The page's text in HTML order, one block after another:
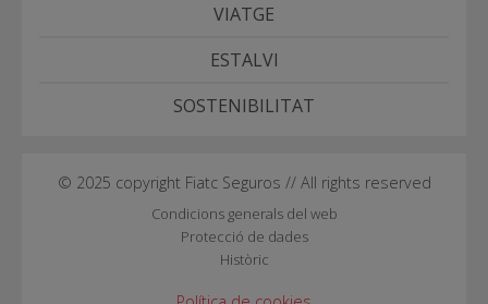
VIATGE
ESTALVI
SOSTENIBILITAT
© 2025 copyright Fiatc Seguros // All rights reserved
Condicions generals del web
Protecció de dades
Històric